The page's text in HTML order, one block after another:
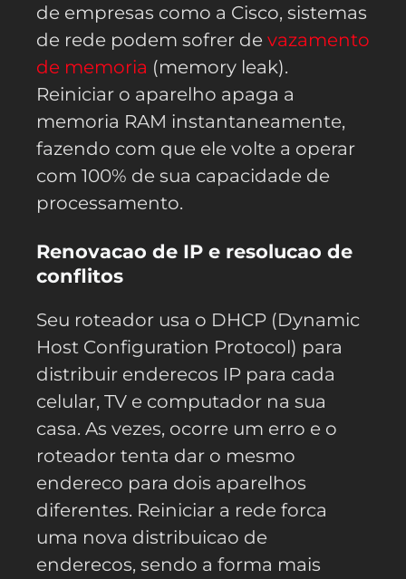
de empresas como a Cisco, sistemas
de rede podem sofrer de vazamento
de memoria (memory leak).
Reiniciar o aparelho apaga a
memoria RAM instantaneamente,
fazendo com que ele volte a operar
com 100% de sua capacidade de
processamento.
Renovacao de IP e resolucao de
conflitos
Seu roteador usa o DHCP (Dynamic
Host Configuration Protocol) para
distribuir enderecos IP para cada
celular, TV e computador na sua
casa. As vezes, ocorre um erro e o
roteador tenta dar o mesmo
endereco para dois aparelhos
diferentes. Reiniciar a rede forca
uma nova distribuicao de
enderecos, sendo a forma mais